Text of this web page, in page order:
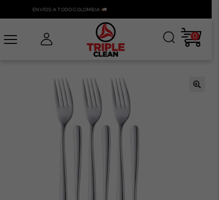
ENVÍOS A TODO COLOMBIA
0